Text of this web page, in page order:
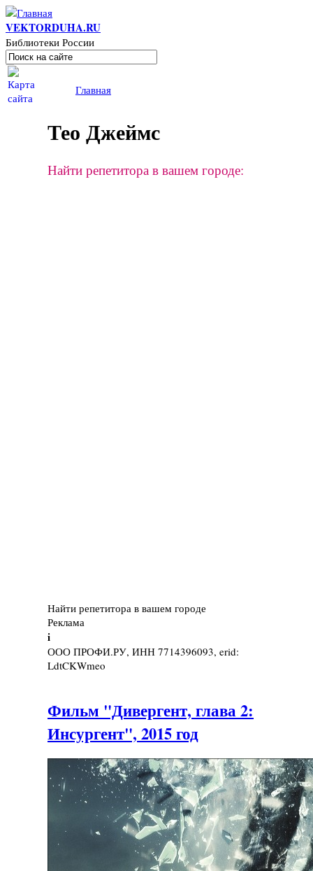
Перейти к основному содержанию
VEKTORDUHA.RU
Библиотеки России
Форма поиска
Поиск
Вы здесьГлавная
Тео Джеймс
Найти репетитора в вашем городе:
Найти репетитора в вашем городе
Реклама
i
ООО ПРОФИ.РУ, ИНН 7714396093, erid:
LdtCKWmeo
Фильм "Дивергент, глава 2:
Инсургент", 2015 год